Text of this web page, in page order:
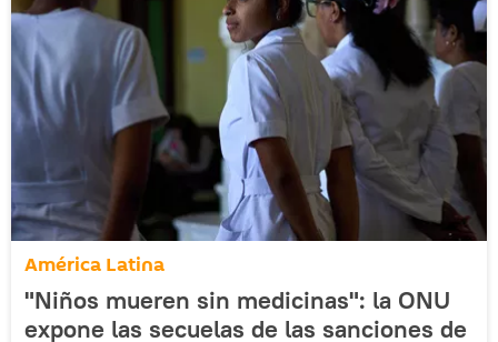
América Latina
"Niños mueren sin medicinas": la ONU
expone las secuelas de las sanciones de